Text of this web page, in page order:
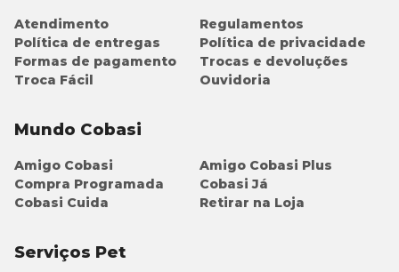
acordo com o fabricante, os mais comuns são:
hipotensão;
insuficiência renal;
aumento dos níveis séricos de potássio;
Para a melhor conservação doPetpril 10mg
da medicação recomenda armazená-lo em local seco
crianças e animais de estimação.
Atendimento
Regulamentos
Política de entregas
Política de privacidade
Formas de pagamento
Trocas e devoluções
Troca Fácil
Ouvidoria
Mundo Cobasi
Amigo Cobasi
Amigo Cobasi Plus
Compra Programada
Cobasi Já
Cobasi Cuida
Retirar na Loja
Serviços Pet